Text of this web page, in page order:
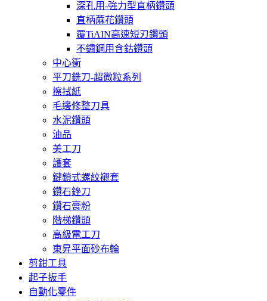
深孔用-強力型直柄鑽頭
直柄蔴花鑽頭
覆TiAIN高速短刃鑽頭
不鏽鋼用含鈷鑽頭
中心衝
平刀銑刀-超微粒系列
擦拭紙
毛邊修整刀具
水泥鑽頭
油品
美工刀
護套
鍵鎖式螺紋襯套
鑽石銼刀
鑽石膏粉
階梯鑽頭
高級電工刀
東昇平面砂布輪
剪鉗工具
起子扳手
自動化零件